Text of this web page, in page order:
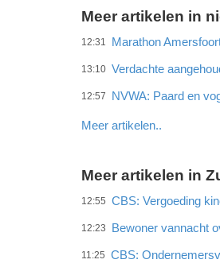
Meer artikelen in
12:31 Marathon
13:10 Verdachte
12:57 NVWA: Paard en
Meer artikelen..
Meer artikelen in
12:55 CBS: Vergoeding
12:23 Bewoner vannacht
11:25 CBS: